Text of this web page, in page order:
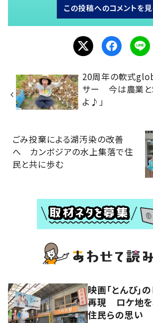
この投稿へのコメントを
20周年の軟式
サー 今は農業と
よ♪」
ごみ投棄による湖汚染の改善
へ カンボジアの水上集落で住
民と共に歩む
映画「とんび」
再現 ロケ地を
住民らの思い